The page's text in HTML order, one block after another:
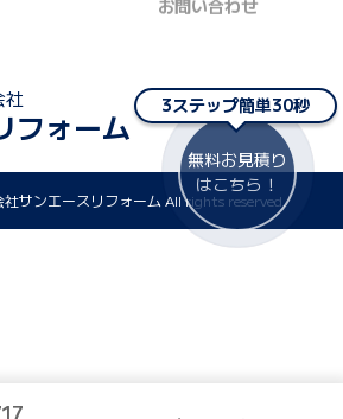
社
フォーム
サンエースリフォーム All rights reserved.
3ステップ簡単30秒
無料お見積り
はこちら！